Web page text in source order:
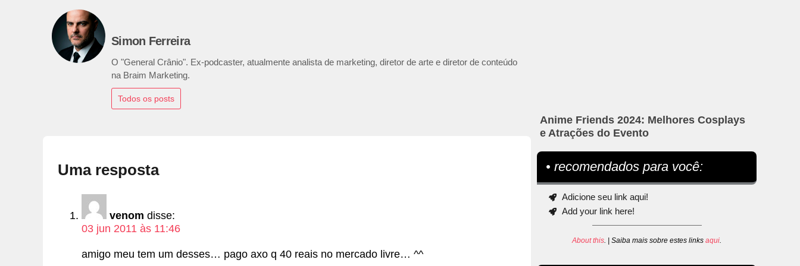
Simon Ferreira
O "General Crânio". Ex-podcaster, atualmente analista de marketing, diretor de arte e diretor de conteúdo
na Braim Marketing.
Todos os posts
Uma resposta
venom disse:
03 jun 2011 às 11:46
amigo meu tem um desses… pago axo q 40 reais no mercado livre… ^^
Anime Friends 2024: Melhores Cosplays
e Atrações do Evento
• recomendados para você:
Adicione seu link aqui!
Add your link here!
About this. | Saiba mais sobre estes linksaqui.